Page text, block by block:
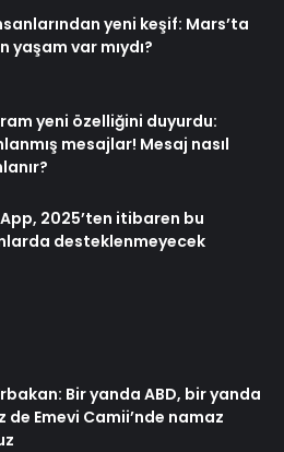
yeni keşif: Mars’ta
yaşam var mıydı?
yeni özelliğini duyurdu:
mesajlar! Mesaj nasıl
2025’ten itibaren bu
desteklenmeyecek
Bir yanda ABD, bir yanda
de Emevi Camii’nde namaz